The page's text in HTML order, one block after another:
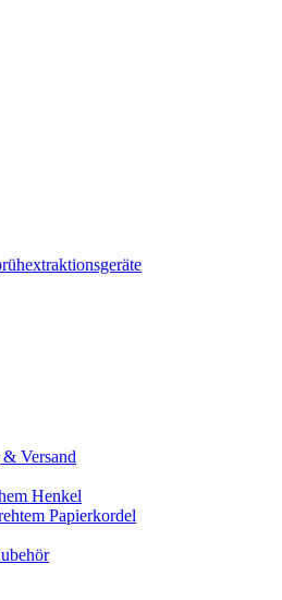
Versand
Henkel
Papierkordel